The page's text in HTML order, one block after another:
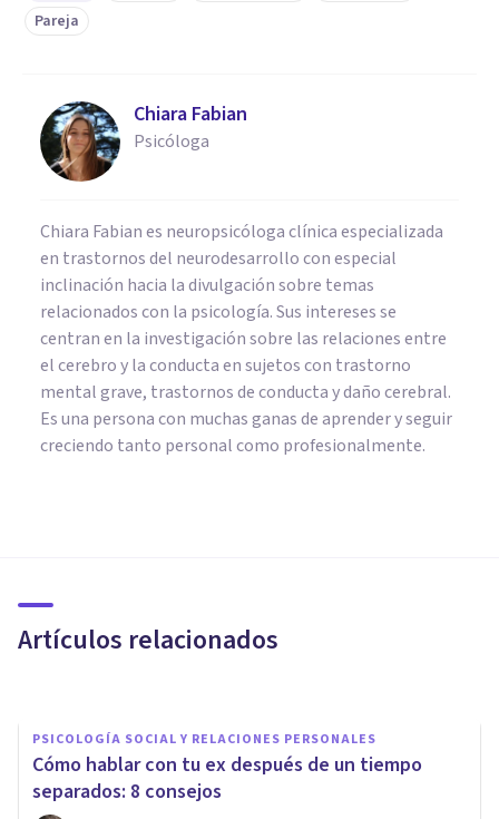
Pareja
Chiara Fabian
Psicóloga
Chiara Fabian es neuropsicóloga clínica especializada
en trastornos del neurodesarrollo con especial
inclinación hacia la divulgación sobre temas
relacionados con la psicología. Sus intereses se
centran en la investigación sobre las relaciones entre
el cerebro y la conducta en sujetos con trastorno
mental grave, trastornos de conducta y daño cerebral.
Es una persona con muchas ganas de aprender y seguir
creciendo tanto personal como profesionalmente.
Artículos relacionados
ayudarlas
PSICOLOGÍA SOCIAL Y RELACIONES PERSONALES
Cómo hablar con tu ex después de un tiempo
separados: 8 consejos